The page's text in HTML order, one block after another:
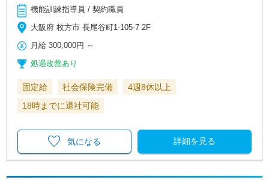
機能訓練指導員 / 契約職員
大阪府 枚方市 長尾谷町1-105-7 2F
月給 300,000円 ～
処遇改善あり
固定給 社会保険完備
4週8休以上
18時までに退社可能
詳細を見る
気になる